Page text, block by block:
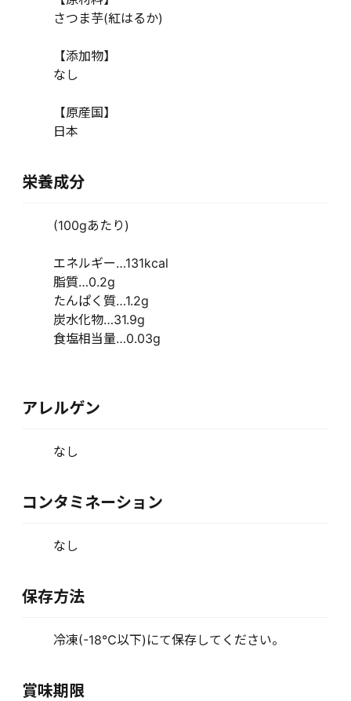
さつま芋(紅はるか)
【添加物】
なし
【原産国】
日本
栄養成分
(100gあたり)
エネルギー…131kcal
脂質…0.2g
たんぱく質…1.2g
炭水化物…31.9g
食塩相当量…0.03g
アレルゲン
なし
コンタミネーション
なし
保存方法
冷凍(-18℃以下)にて保存してください。
賞味期限